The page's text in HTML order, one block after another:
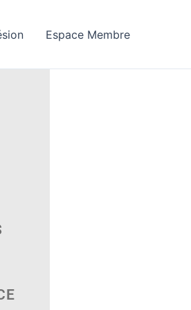
Espace Membre